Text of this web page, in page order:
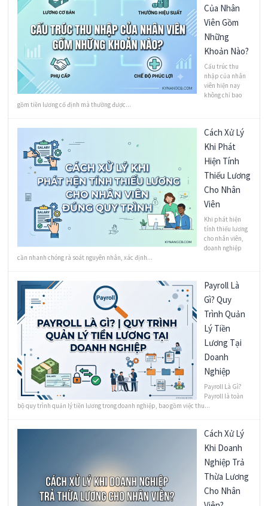
Của Nhân
Viên Gồm
Những
Khoản Nào?
Cấu trúc thu
nhập của nhân
viên hiện nay
không chỉ bao
gồm tiền lương cố định mà thường được...
Cách Xử Lý
Khi Phát
Hiện Tính
Thiếu Lương
Cho Nhân
Viên
Khi phát hiện
tính thiếu lương
cho nhân viên,
doanh nghiệp
cần nhanh chóng rà soát nguyên nhân, xác định...
Payroll Là
Gì? Quy
Trình Quản
Lý Tiền
Lương Tại
Doanh
Nghiệp
Payroll Là Gì?
Payroll là toàn
bộ quy trình quản lý tiền lương trong doanh nghiệp, bao gồm việc thu...
Cách Xử Lý
Khi Doanh
Nghiệp Trả
Thừa Lương
Cho Nhân